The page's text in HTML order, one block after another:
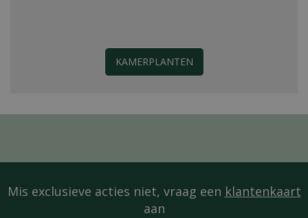
KAMERPLANTEN
Mis exclusieve acties niet, vraag een klantenkaart
aan